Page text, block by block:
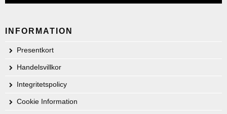
INFORMATION
Presentkort
Handelsvillkor
Integritetspolicy
Cookie Information